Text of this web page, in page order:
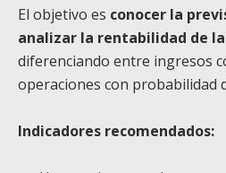
El objetivo es conocer la
analizar la rentabilidad de
diferenciando entre ingresos
operaciones con probabilidad
Indicadores recomendados: